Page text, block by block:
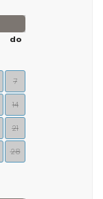
do
7
14
21
28